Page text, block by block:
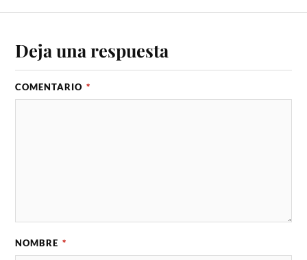
Deja una respuesta
COMENTARIO *
NOMBRE *